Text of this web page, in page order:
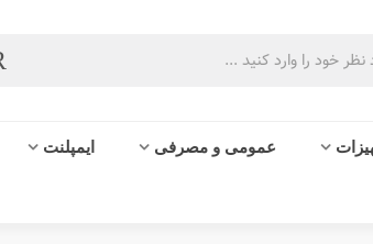
عمومی و مصرفی ایمپلنت